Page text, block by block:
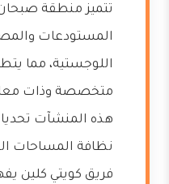
تتميز منطقة صبحان
المستودعات
اللوجستية، مما
متخصصة وذات
هذه المنشآت
نظافة المساحات
فريق كويتي كلين